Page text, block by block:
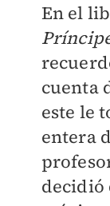
En el
cuenta
este le
entera
decidió